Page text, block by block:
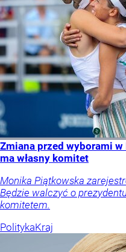
Zmiana przed wyborami
ma własny komitet
Monika Piątkowska
Będzie walczyć o
komitetem.
PolitykaKraj